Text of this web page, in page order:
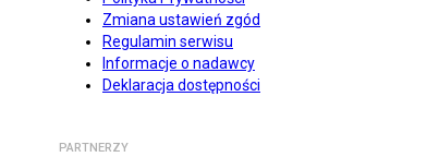
Zmiana ustawień zgód
Regulamin serwisu
Informacje o nadawcy
Deklaracja dostępności
PARTNERZY